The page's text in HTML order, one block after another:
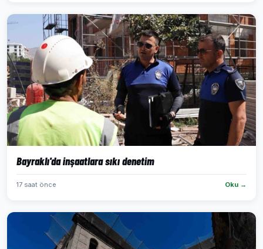
Bayraklı'da inşaatlara sıkı denetim
17 saat önce Oku →